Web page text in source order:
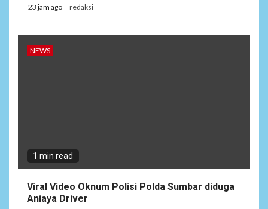
23 jam ago redaksi
NEWS
1 min read
Viral Video Oknum Polisi Polda Sumbar diduga
Aniaya Driver